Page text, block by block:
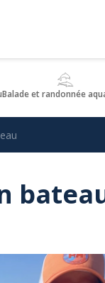
Balade et randonnée